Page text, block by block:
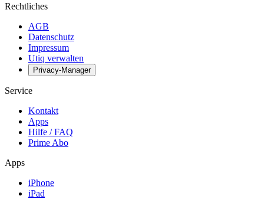
Rechtliches
AGB
Datenschutz
Impressum
Utiq verwalten
Privacy-Manager
Service
Kontakt
Apps
Hilfe / FAQ
Prime Abo
Apps
iPhone
iPad